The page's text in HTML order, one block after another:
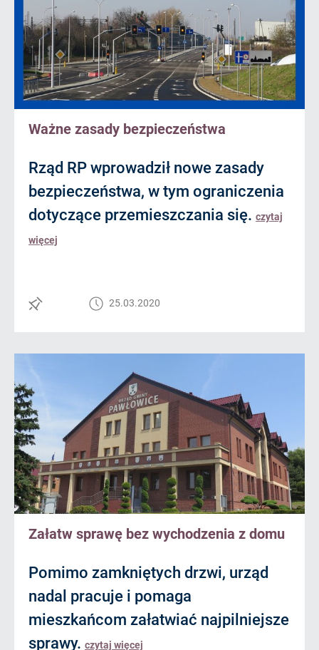
Ważne zasady bezpieczeństwa
Rząd RP wprowadził nowe zasady
bezpieczeństwa, w tym ograniczenia
dotyczące przemieszczania się. czytaj
więcej
25.03.2020
Załatw sprawę bez wychodzenia z domu
Pomimo zamkniętych drzwi, urząd
nadal pracuje i pomaga
mieszkańcom załatwiać najpilniejsze
sprawy. czytaj więcej